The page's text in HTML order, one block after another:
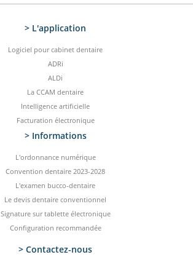
> L'application
Logiciel pour cabinet dentaire
ADRi
ALDi
La CCAM dentaire
Intelligence artificielle
Facturation électronique
> Informations
L'ordonnance numérique
Convention dentaire 2023-2028
L'examen bucco-dentaire
Le devis dentaire conventionnel
Signature sur tablette électronique
Configuration recommandée
> Contactez-­nous